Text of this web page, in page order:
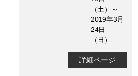
（土）～
2019年3月
24日
（日）
詳細ページ